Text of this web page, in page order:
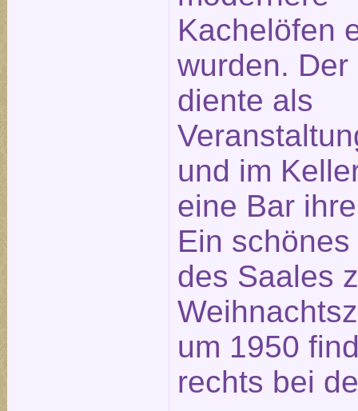
Kachelöfen
wurden. Der
diente als
und im
eine Bar
Ein
des Saales
um 1950
rechts bei